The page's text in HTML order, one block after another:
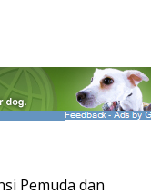
Pemuda dan